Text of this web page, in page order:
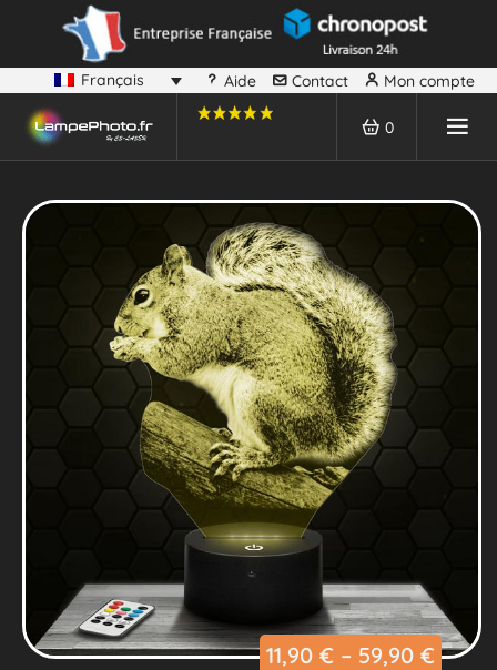
Français Aide Contact Mon compte
0
11,90 € – 59,90 €